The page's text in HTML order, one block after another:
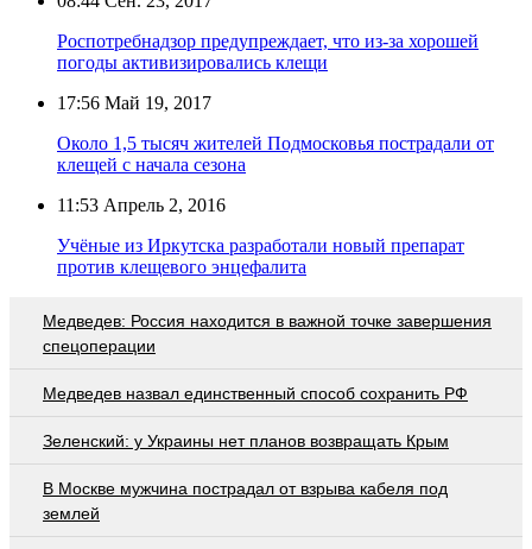
Роспотребнадзор предупреждает, что из-за хорошей
погоды активизировались клещи
17:56 Май 19, 2017
Около 1,5 тысяч жителей Подмосковья пострадали от
клещей с начала сезона
11:53 Апрель 2, 2016
Учёные из Иркутска разработали новый препарат
против клещевого энцефалита
Медведев: Россия находится в важной точке завершения
спецоперации
Медведев назвал единственный способ сохранить РФ
Зеленский: у Украины нет планов возвращать Крым
В Москве мужчина пострадал от взрыва кабеля под
землей